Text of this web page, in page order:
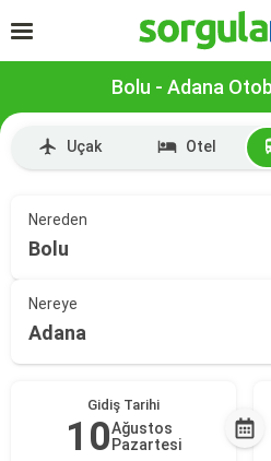
Bolu - Adana
Uçak Otel
Nereden
Bolu
Nereye
Adana
Gidiş Tarihi
10Ağustos
Pazartesi